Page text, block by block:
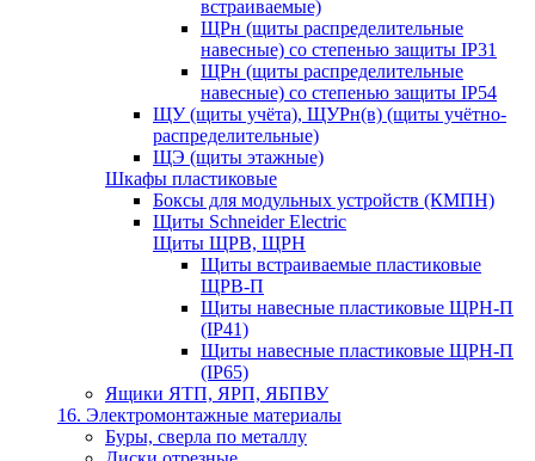
встраиваемые)
ЩРн (щиты распределительные
навесные) со степенью защиты IP31
ЩРн (щиты распределительные
навесные) со степенью защиты IP54
ЩУ (щиты учёта), ЩУРн(в) (щиты учётно-
распределительные)
ЩЭ (щиты этажные)
Шкафы пластиковые
Боксы для модульных устройств (КМПН)
Щиты Schneider Electric
Щиты ЩРВ, ЩРН
Щиты встраиваемые пластиковые
ЩРВ-П
Щиты навесные пластиковые ЩРН-П
(IP41)
Щиты навесные пластиковые ЩРН-П
(IP65)
Ящики ЯТП, ЯРП, ЯБПВУ
16. Электромонтажные материалы
Буры, сверла по металлу